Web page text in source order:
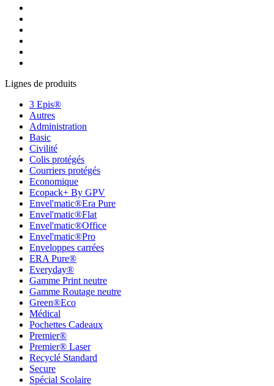
Lignes de produits
3 Epis®
Autres
Administration
Basic
Civilité
Colis protégés
Courriers protégés
Economique
Ecopack+ By GPV
Envel'matic®Era Pure
Envel'matic®Flat
Envel'matic®Office
Envel'matic®Pro
Enveloppes carrées
ERA Pure®
Everyday®
Gamme Print neutre
Gamme Routage neutre
Green®Eco
Médical
Pochettes Cadeaux
Premier®
Premier® Laser
Recyclé Standard
Secure
Spécial Scolaire